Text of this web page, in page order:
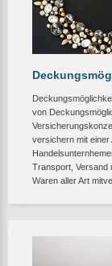
von
versichern mit
Transport, Versand
Waren aller Art